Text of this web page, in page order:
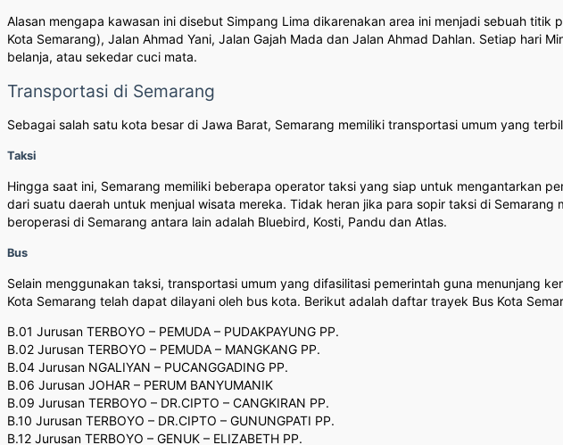
Alasan mengapa kawasan ini disebut Simpang Lima dikarenakan area ini menjadi sebuah
Kota Semarang), Jalan Ahmad Yani, Jalan Gajah Mada dan Jalan Ahmad Dahlan. Setiap hari
belanja, atau sekedar cuci mata.
Transportasi di Semarang
Sebagai salah satu kota besar di Jawa Barat, Semarang memiliki transportasi umum yang
Taksi
Hingga saat ini, Semarang memiliki beberapa operator taksi yang siap untuk mengantarkan
dari suatu daerah untuk menjual wisata mereka. Tidak heran jika para sopir taksi di
beroperasi di Semarang antara lain adalah Bluebird, Kosti, Pandu dan Atlas.
Bus
Selain menggunakan taksi, transportasi umum yang difasilitasi pemerintah guna menunjang
Kota Semarang telah dapat dilayani oleh bus kota. Berikut adalah daftar trayek Bus Kota
B.01 Jurusan TERBOYO – PEMUDA – PUDAKPAYUNG PP.
B.02 Jurusan TERBOYO – PEMUDA – MANGKANG PP.
B.04 Jurusan NGALIYAN – PUCANGGADING PP.
B.06 Jurusan JOHAR – PERUM BANYUMANIK
B.09 Jurusan TERBOYO – DR.CIPTO – CANGKIRAN PP.
B.10 Jurusan TERBOYO – DR.CIPTO – GUNUNGPATI PP.
B.12 Jurusan TERBOYO – GENUK – ELIZABETH PP.